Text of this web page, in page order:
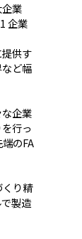
業
企業
供す
ど幅
企業
行っ
のFA
くり精
製造